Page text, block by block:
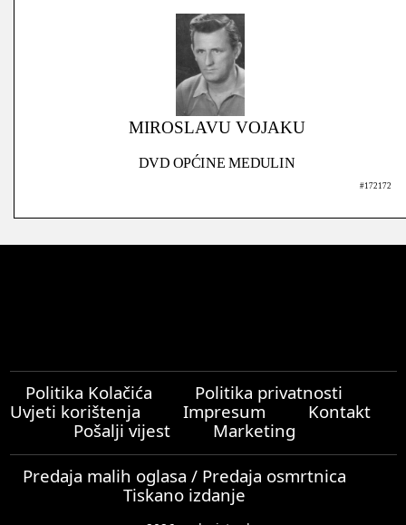
MIROSLAVU VOJAKU
DVD OPĆINE MEDULIN
#172172
Politika Kolačića
Politika privatnosti
Uvjeti korištenja
Impresum
Kontakt
Pošalji vijest
Marketing
Predaja malih oglasa / Predaja osmrtnica
Tiskano izdanje